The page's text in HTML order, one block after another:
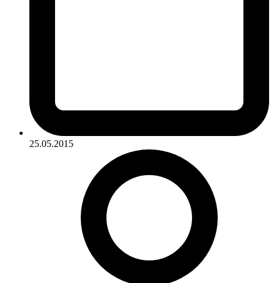
25.05.2015